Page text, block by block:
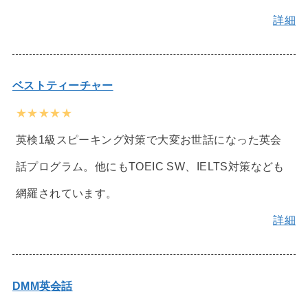
詳細
ベストティーチャー
★★★★★
英検1級スピーキング対策で大変お世話になった英会
話プログラム。他にもTOEIC SW、IELTS対策なども
網羅されています。
詳細
DMM英会話